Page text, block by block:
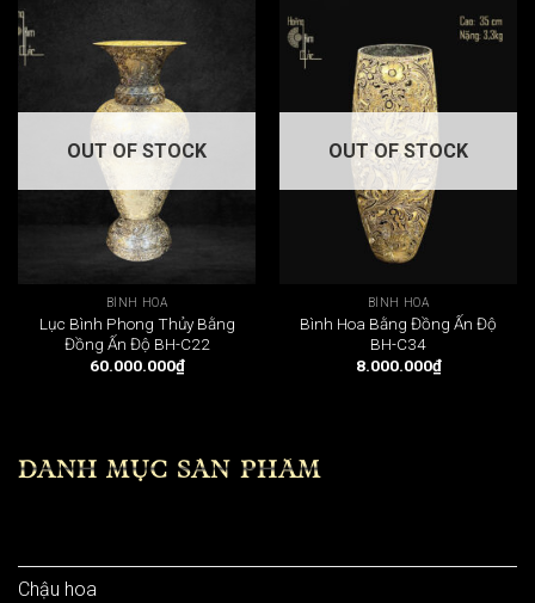
OUT OF STOCK
BÌNH HOA
Lục Bình Phong Thủy Bằng
Đồng Ấn Độ BH-C22
60.000.000₫
OUT OF STOCK
BÌNH HOA
Bình Hoa Bằng Đồng Ấn Độ
BH-C34
8.000.000₫
DANH MỤC SẢN PHẨM
Chậu hoa